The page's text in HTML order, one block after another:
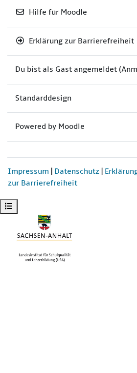
Kursindex öffnen
Hilfe für Moodle
Erklärung zur Barrierefreiheit
Du bist als Gast angemeldet (
Standarddesign
Powered by Moodle
Impressum Datenschutz
zur Barrierefreiheit